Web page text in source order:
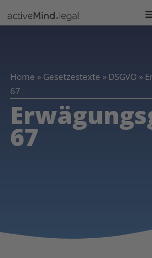
Home » Gesetzestexte » DSGVO »
67
67